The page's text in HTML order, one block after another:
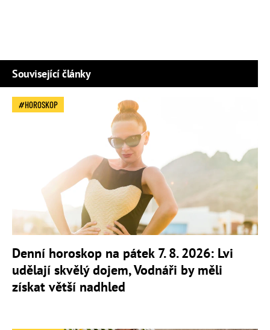
Související články
HOROSKOP
Denní horoskop na pátek 7. 8. 2026: Lvi
udělají skvělý dojem, Vodnáři by měli
získat větší nadhled